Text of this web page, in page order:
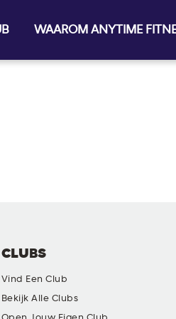
WAAROM ANYTIME
CLUBS
Vind Een Club
Bekijk Alle Clubs